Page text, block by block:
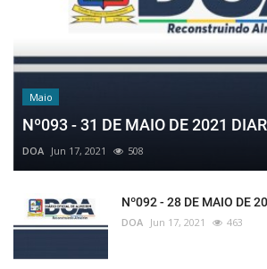
Maio
Nº093 - 31 DE MAIO DE 2021
DOA Jun 17, 2021 508
Nº092 - 28 DE MAIO DE
DOA Jun 17, 2021 463